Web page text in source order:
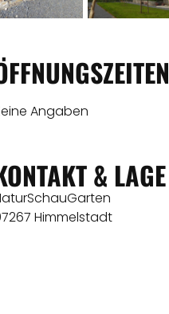
Angaben
& LAGE
Himmelstadt